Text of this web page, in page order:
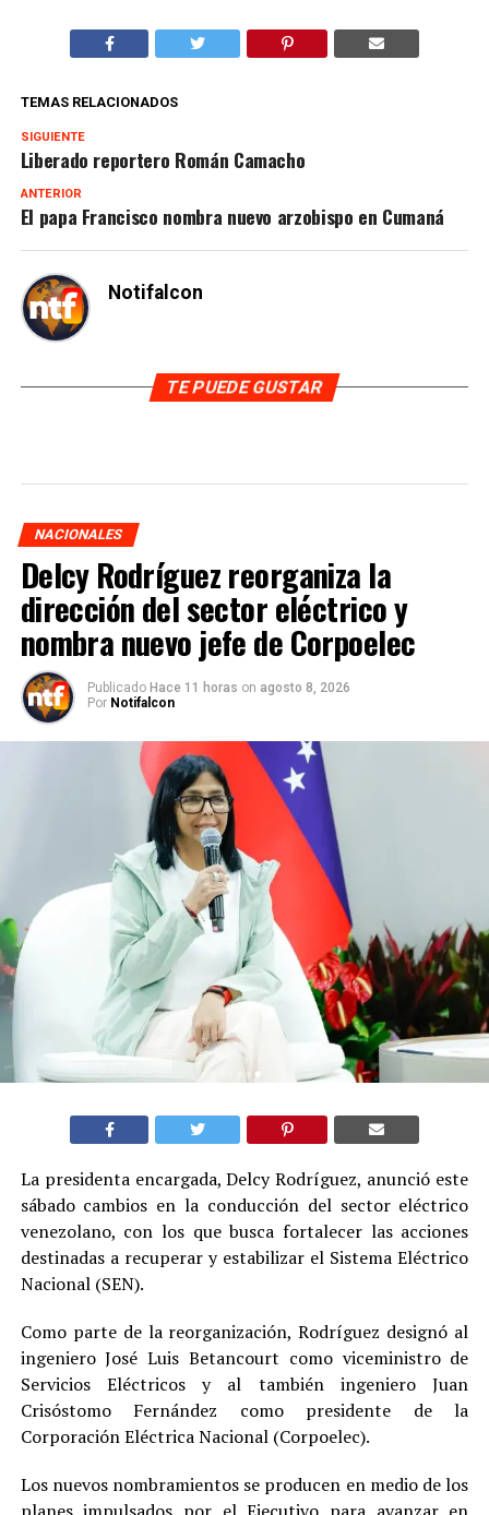
TEMAS RELACIONADOS
SIGUIENTE
Liberado reportero Román Camacho
ANTERIOR
El papa Francisco nombra nuevo arzobispo en Cumaná
Notifalcon
TE PUEDE GUSTAR
NACIONALES
Delcy Rodríguez reorganiza la
dirección del sector eléctrico y
nombra nuevo jefe de Corpoelec
Publicado Hace 11 horas on agosto 8, 2026
Por Notifalcon
La presidenta encargada, Delcy Rodríguez, anunció este
sábado cambios en la conducción del sector eléctrico
venezolano, con los que busca fortalecer las acciones
destinadas a recuperar y estabilizar el Sistema Eléctrico
Nacional (SEN).
Como parte de la reorganización, Rodríguez designó al
ingeniero José Luis Betancourt como viceministro de
Servicios Eléctricos y al también ingeniero Juan
Crisóstomo Fernández como presidente de la
Corporación Eléctrica Nacional (Corpoelec).
Los nuevos nombramientos se producen en medio de los